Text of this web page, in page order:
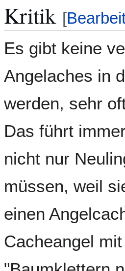
Kritik [
Es gibt keine
Angelaches in
werden, sehr
Das führt
nicht nur
müssen, weil
einen
Cacheangel